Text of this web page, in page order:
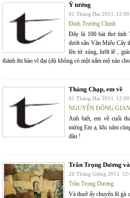
Ý tưởng
01 Tháng Hai 2011
Đinh Trường Chinh
Đây là 100 bài thơ tình
dưới sân Văn Miếu Cây
lên từ súng, lưỡi lê ,
thành thi hào vĩ đại (dù không có một nấm mộ nào
Tháng Chạp, em về
01 Tháng Hai 2011
NGUYỄN ĐÔNG
Anh biết, em về cuối
mừng Em ạ, khi năm
đâu !
Trần Trọng Dương
26 Tháng Giêng 2011
Trần Trọng Dương
Và thuở ấy chuyện lũ gà